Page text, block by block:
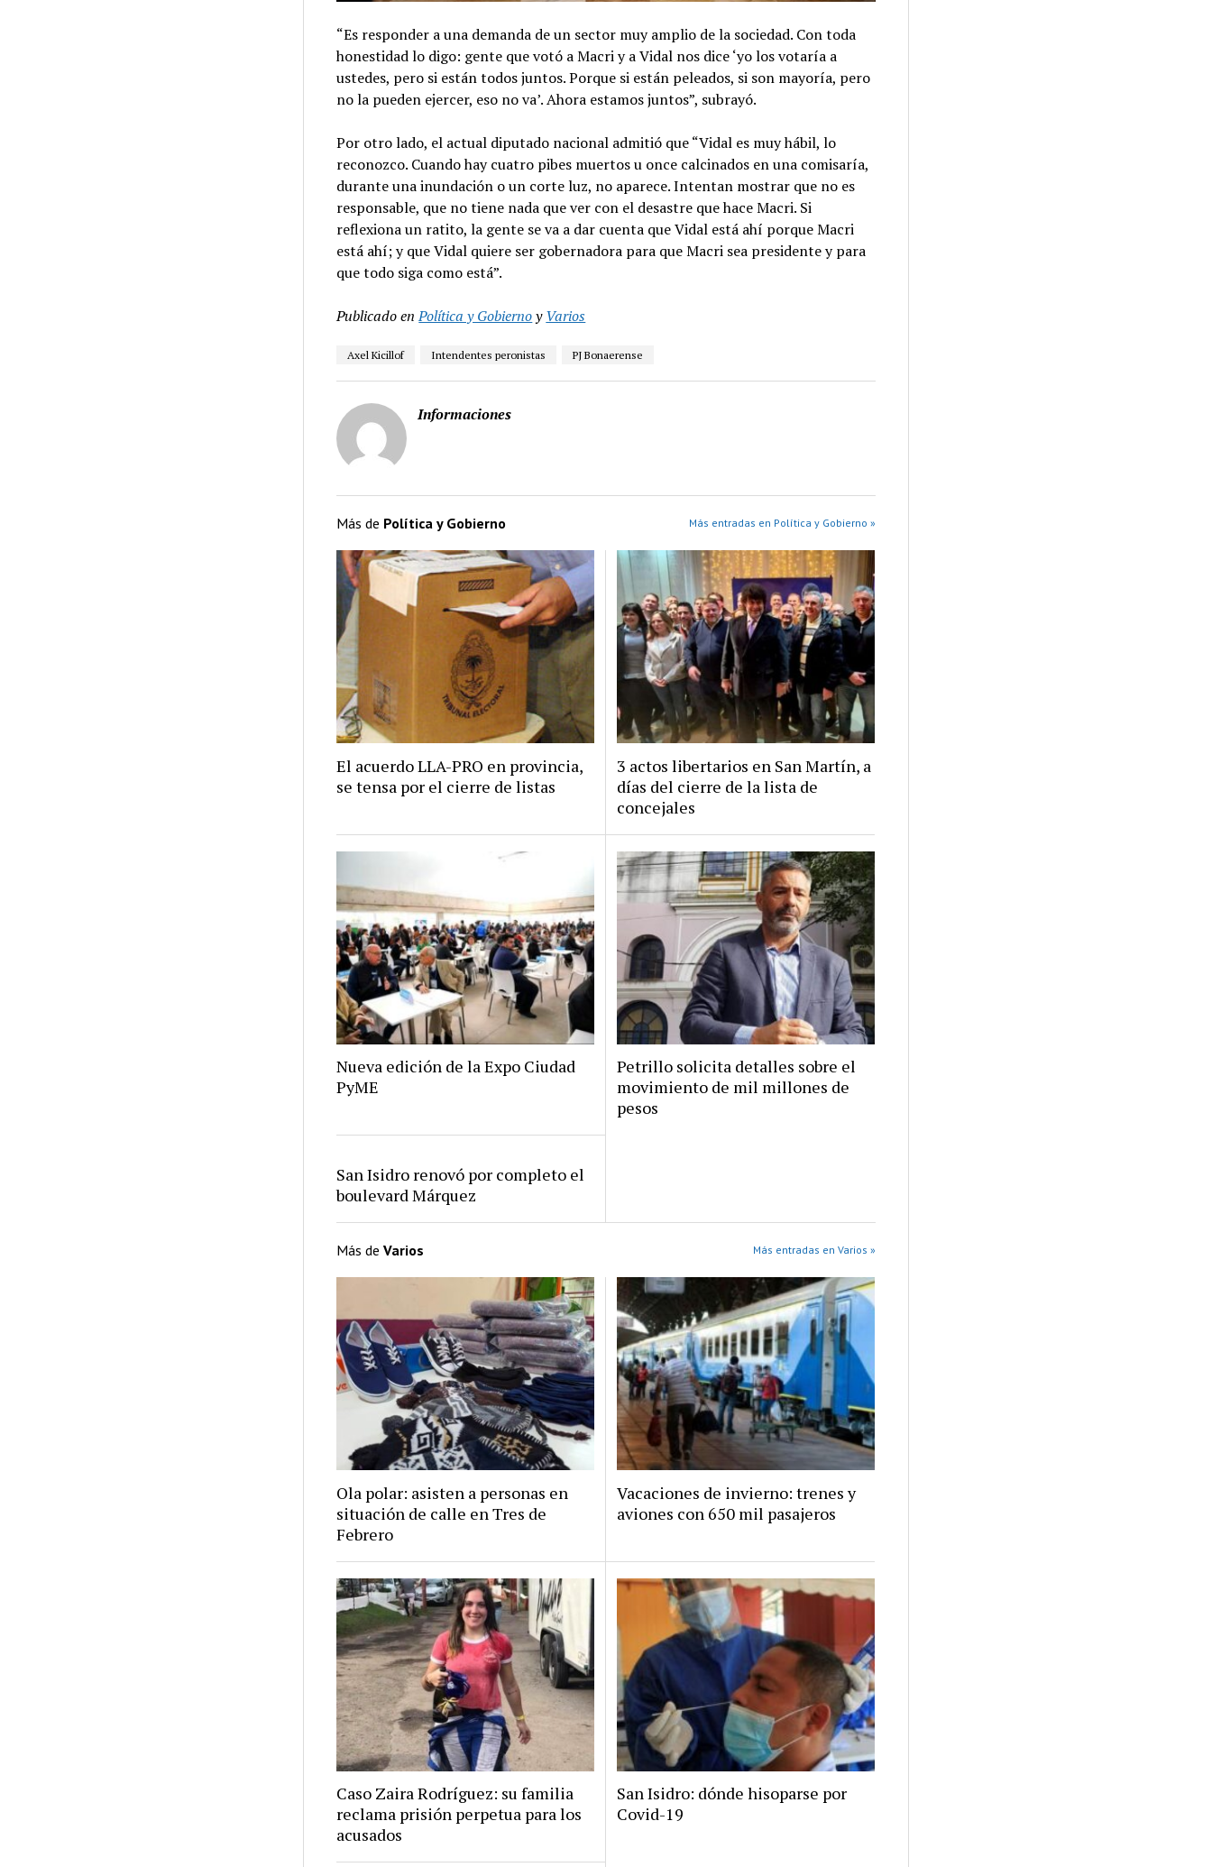
“Es responder a una demanda de un sector muy amplio de la sociedad. Con toda
honestidad lo digo: gente que votó a Macri y a Vidal nos dice ‘yo los votaría a
ustedes, pero si están todos juntos. Porque si están peleados, si son mayoría, pero
no la pueden ejercer, eso no va’. Ahora estamos juntos”, subrayó.
Por otro lado, el actual diputado nacional admitió que “Vidal es muy hábil, lo
reconozco. Cuando hay cuatro pibes muertos u once calcinados en una comisaría,
durante una inundación o un corte luz, no aparece. Intentan mostrar que no es
responsable, que no tiene nada que ver con el desastre que hace Macri. Si
reflexiona un ratito, la gente se va a dar cuenta que Vidal está ahí porque Macri
está ahí; y que Vidal quiere ser gobernadora para que Macri sea presidente y para
que todo siga como está”.
Publicado en Política y GobiernoyVarios
Axel Kicillof Intendentes peronistas PJ Bonaerense
Informaciones
Más de Política y Gobierno Más entradas en Política y Gobierno »
El acuerdo LLA-PRO en provincia,
se tensa por el cierre de listas
3 actos libertarios en San Martín, a
días del cierre de la lista de
concejales
Nueva edición de la Expo Ciudad
PyME
Petrillo solicita detalles sobre el
movimiento de mil millones de
pesos
San Isidro renovó por completo el
boulevard Márquez
Más deVarios Más entradas en Varios »
Ola polar: asisten a personas en
situación de calle en Tres de
Febrero
Vacaciones de invierno: trenes y
aviones con 650 mil pasajeros
Caso Zaira Rodríguez: su familia
reclama prisión perpetua para los
acusados
San Isidro: dónde hisoparse por
Covid-19